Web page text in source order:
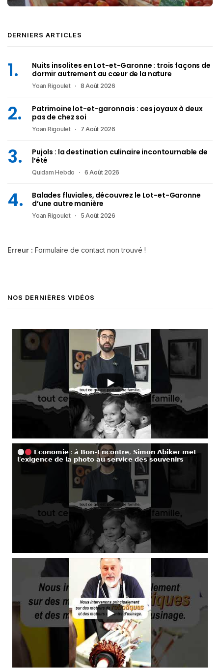
DERNIERS ARTICLES
Nuits insolites en Lot-et-Garonne : trois façons de
dormir autrement au cœur de la nature
Yoan Rigoulet 8 Août 2026
Patrimoine lot-et-garonnais : ces joyaux à deux
pas de chez soi
Yoan Rigoulet 7 Août 2026
Pujols : la destination culinaire incontournable de
l’été
Quidam Hebdo 6 Août 2026
Balades fluviales, découvrez le Lot-et-Garonne
d’une autre manière
Yoan Rigoulet 5 Août 2026
Erreur : Formulaire de contact non trouvé !
NOS DERNIÈRES VIDÉOS
𝗘𝗰𝗼𝗻𝗼𝗺𝗶𝗲 : 𝗮̀ 𝗕𝗼𝗻-𝗘𝗻𝗰𝗼𝗻𝘁𝗿𝗲, 𝗦𝗶𝗺𝗼𝗻 𝗔𝗯𝗶𝗸𝗲𝗿 𝗺𝗲𝘁
𝗹’𝗲𝘅𝗶𝗴𝗲𝗻𝗰𝗲 𝗱𝗲 𝗹𝗮 𝗽𝗵𝗼𝘁𝗼 𝗮𝘂 𝘀𝗲𝗿𝘃𝗶𝗰𝗲 𝗱𝗲𝘀 𝘀𝗼𝘂𝘃𝗲𝗻𝗶𝗿𝘀